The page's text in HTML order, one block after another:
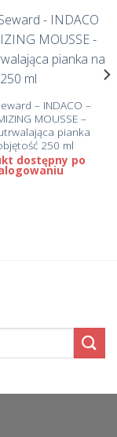
– INDACO –
MOUSSE –
pianka
250 ml
dostępny po